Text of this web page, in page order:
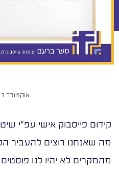
אוקטובר 11, 2019
קידום פייסבוק אישי עפ"י
מהמקרים לא יהיו לנו פוסטים